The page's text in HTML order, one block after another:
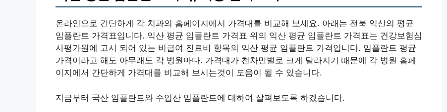
온라인으로 간단하게 각 치과의 홈페이지에서 가격대를 비교해 보세요. 아래는 전북 익산의 평균
임플란트 가격표입니다. 익산 평균 임플란트 가격표 위의 익산 평균 임플란트 가격표는 건강보험심
사평가원에 고시 되어 있는 비급여 진료비 항목의 익산 평균 임플란트 가격입니다. 임플란트 평균
가격이라고 해도 아무래도 각 병원마다. 가격대가 천차만별로 크게 달라지기 때문에 각 병원 홈페
이지에서 간단하게 가격대를 비교해 보시는것이 도움이 될 수 있습니다.
지금부터 국산 임플란트와 수입산 임플란트에 대하여 살펴보도록 하겠습니다.